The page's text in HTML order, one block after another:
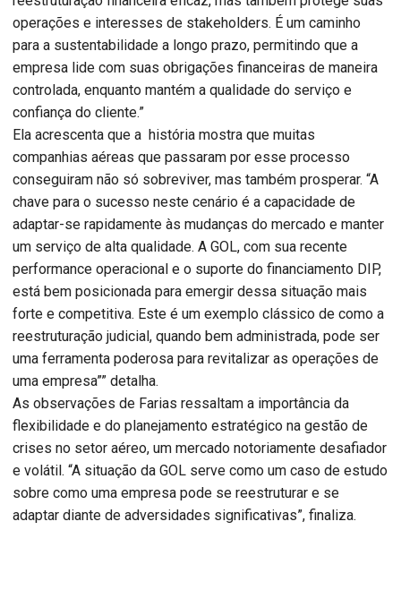
operações e interesses de stakeholders. É um caminho
para a sustentabilidade a longo prazo, permitindo que a
empresa lide com suas obrigações financeiras de maneira
controlada, enquanto mantém a qualidade do serviço e
confiança do cliente.”
Ela acrescenta que a história mostra que muitas
companhias aéreas que passaram por esse processo
conseguiram não só sobreviver, mas também prosperar. “A
chave para o sucesso neste cenário é a capacidade de
adaptar-se rapidamente às mudanças do mercado e manter
um serviço de alta qualidade. A GOL, com sua recente
performance operacional e o suporte do financiamento DIP,
está bem posicionada para emergir dessa situação mais
forte e competitiva. Este é um exemplo clássico de como a
reestruturação judicial, quando bem administrada, pode ser
uma ferramenta poderosa para revitalizar as operações de
uma empresa”” detalha.
As observações de Farias ressaltam a importância da
flexibilidade e do planejamento estratégico na gestão de
crises no setor aéreo, um mercado notoriamente desafiador
e volátil. “A situação da GOL serve como um caso de estudo
sobre como uma empresa pode se reestruturar e se
adaptar diante de adversidades significativas”, finaliza.